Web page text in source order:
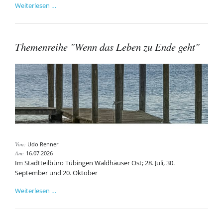
Weiterlesen …Regierungspräsidium
an
Themenreihe "Wenn das Leben zu Ende geht"
Von: Udo Renner
Am: 16.07.2026
Im Stadtteilbüro Tübingen Waldhäuser Ost; 28. Juli, 30.
September und 20. Oktober
Weiterlesen …Themenreihe
das